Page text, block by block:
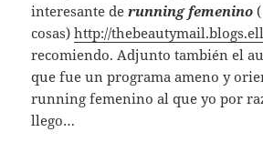
interesante de running femenino
cosas)http://
recomiendo. Adjunto también el
que fue un programa ameno y
running femenino al que yo por
llego…